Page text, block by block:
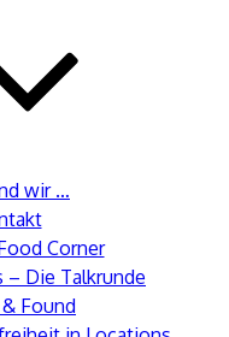
wir …
Corner
– Die Talkrunde
Found